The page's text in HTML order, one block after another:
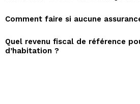
Comment faire si aucune
Quel revenu fiscal de référence
d’habitation ?